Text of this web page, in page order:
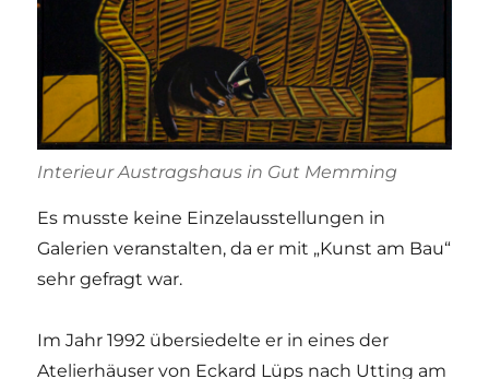
Interieur Austragshaus in Gut Memming
Es musste keine Einzelausstellungen in
Galerien veranstalten, da er mit „Kunst am Bau“
sehr gefragt war.
Im Jahr 1992 übersiedelte er in eines der
Atelierhäuser von Eckard Lüps nach Utting am